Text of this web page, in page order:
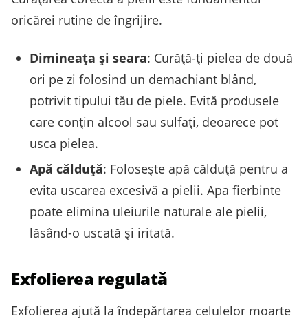
oricărei rutine de îngrijire.
Dimineața și seara: Curăță-ți pielea de două
ori pe zi folosind un demachiant blând,
potrivit tipului tău de piele. Evită produsele
care conțin alcool sau sulfați, deoarece pot
usca pielea.
Apă călduță: Folosește apă călduță pentru a
evita uscarea excesivă a pielii. Apa fierbinte
poate elimina uleiurile naturale ale pielii,
lăsând-o uscată și iritată.
Exfolierea regulată
Exfolierea ajută la îndepărtarea celulelor moarte